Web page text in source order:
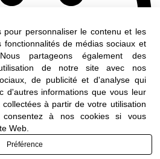
pour personnaliser le contenu et les
fonctionnalités de médias sociaux et
partageons également des
de notre site avec nos
de publicité et d'analyse qui
d'autres informations que vous leur
à partir de votre utilisation
à nos cookies si vous
Web.
Préférence